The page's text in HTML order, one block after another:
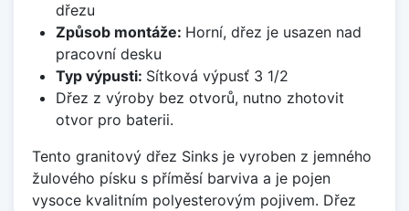
dřezu
Způsob montáže: Horní, dřez je usazen nad
pracovní desku
Typ výpusti: Sítková výpusť 3 1/2
Dřez z výroby bez otvorů, nutno zhotovit
otvor pro baterii.
Tento granitový dřez Sinks je vyroben z jemného
žulového písku s příměsí barviva a je pojen
vysoce kvalitním polyesterovým pojivem. Dřez